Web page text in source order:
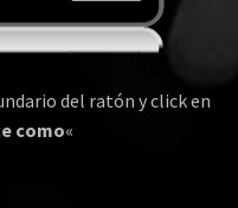
del ratón y click en
como«